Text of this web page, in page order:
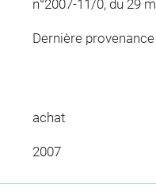
n°2007-11/0, du 29
Dernière provenance
achat
2007